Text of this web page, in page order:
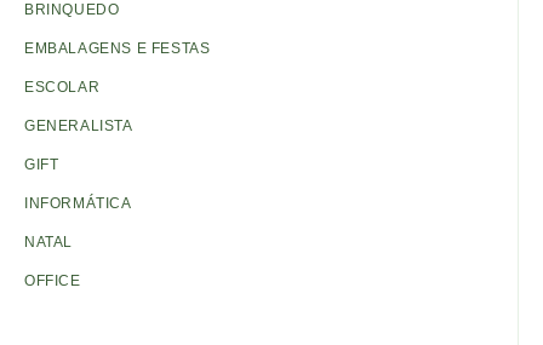
BRINQUEDO
EMBALAGENS E FESTAS
ESCOLAR
GENERALISTA
GIFT
INFORMÁTICA
NATAL
OFFICE